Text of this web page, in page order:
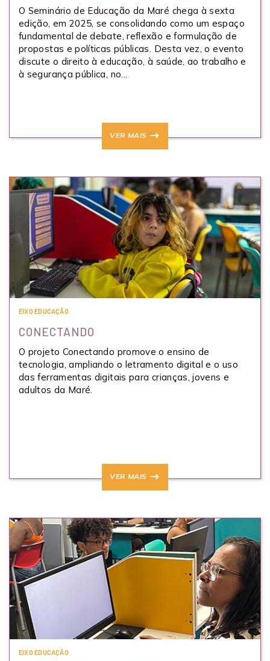
O Seminário de Educação da Maré chega à sexta
edição, em 2025, se consolidando como um espaço
fundamental de debate, reflexão e formulação de
propostas e políticas públicas. Desta vez, o evento
discute o direito à educação, à saúde, ao trabalho e
à segurança pública, no...
VER MAIS
EIXO EDUCAÇÃO
CONECTANDO
O projeto Conectando promove o ensino de
tecnologia, ampliando o letramento digital e o uso
das ferramentas digitais para crianças, jovens e
adultos da Maré.
VER MAIS
EIXO EDUCAÇÃO